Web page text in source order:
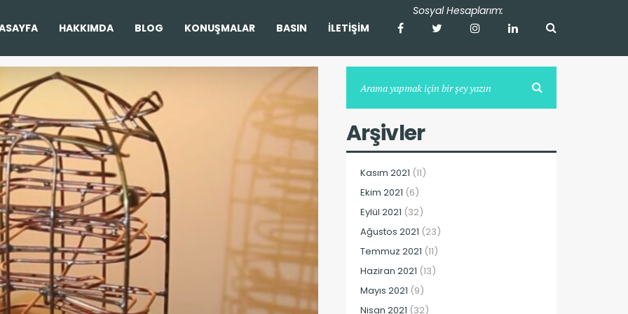
HAKKIMDA BLOG KONUŞMALAR BASIN İLETİŞİM
Arşivler
Kasım 2021 (11)
Ekim 2021 (6)
Eylül 2021 (32)
Ağustos 2021 (23)
Temmuz 2021 (11)
Haziran 2021 (13)
Mayıs 2021 (9)
Nisan 2021 (32)